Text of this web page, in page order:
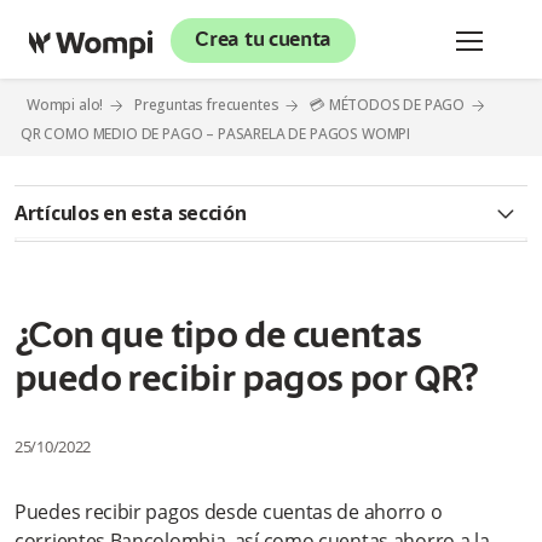
Crea tu cuenta
Wompi alo! Preguntas frecuentes
💳 MÉTODOS DE PAGO
QR COMO MEDIO DE PAGO – PASARELA DE PAGOS WOMPI
Artículos en esta sección
¿Cómo puedo tener QR bajo el modelo agregador?
¿Qué requisitos o documentos son exigidos para tener
¿Cuál es el tiempo transcurrido para que el medio de pago de
¿Cómo visualizo el abono de las ventas realizadas por el
¿Con que tipo de cuentas
puedo recibir pagos por QR?
25/10/2022
Puedes recibir pagos desde cuentas de ahorro o